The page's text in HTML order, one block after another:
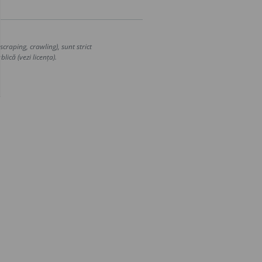
crawling), sunt strict
(vezi licența).